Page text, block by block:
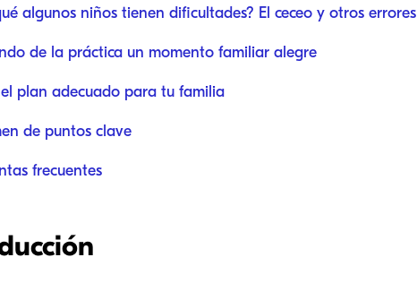
algunos niños tienen dificultades? El ceceo y otros errores
de la práctica un momento familiar alegre
el plan adecuado para tu familia
de puntos clave
frecuentes